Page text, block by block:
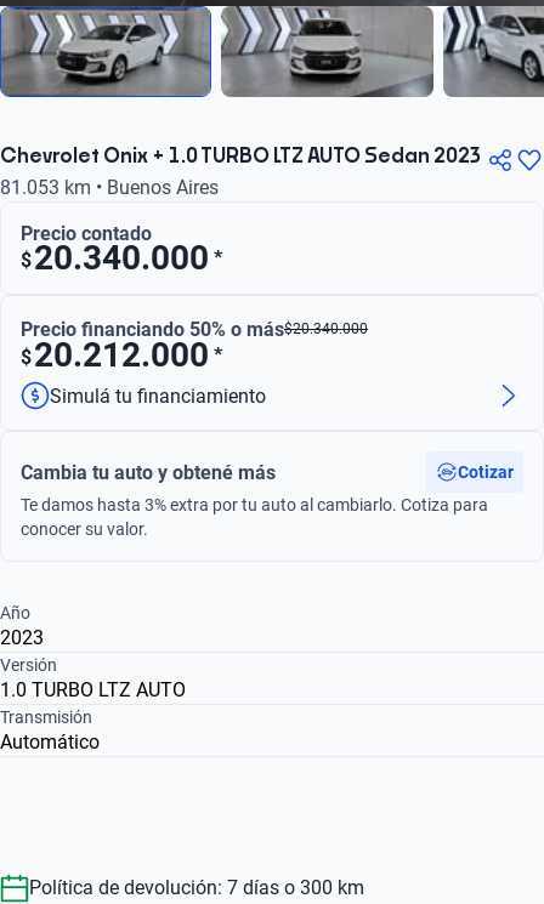
Chevrolet Onix + 1.0 TURBO LTZ AUTO Sedan 2023
81.053 km • Buenos Aires
Precio contado
$20.340.000 *
Precio financiando 50% o más$20.340.000
$20.212.000 *
Simulá tu financiamiento
Cambia tu auto y obtené más
Cotizar
Te damos hasta 3% extra por tu auto al cambiarlo. Cotiza para
conocer su valor.
Año
2023
Versión
1.0 TURBO LTZ AUTO
Transmisión
Automático
Política de devolución: 7 días o 300 km